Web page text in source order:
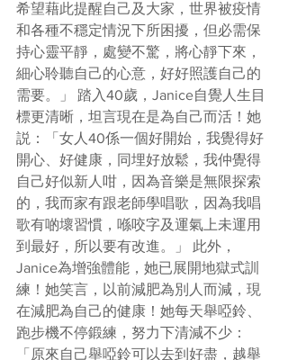
希望藉此提醒自己及大家，世界被疫情
和各種不穩定情況下所困擾，但必需保
持心靈平靜，處變不驚，將心靜下來，
細心聆聽自己的心意，好好照護自己的
需要。」 踏入40歲，Janice自覺人生目
標更清晰，坦言現在是為自己而活！她
説：「女人40係一個好開始，我覺得好
開心、好健康，同埋好放鬆，我仲覺得
自己好似新人咁，因為音樂是無限探索
的，我而家有跟老師學唱歌，因為我唱
歌有啲壞習慣，喺咬字及運氣上未運用
到最好，所以要有改進。」 此外，
Janice為增強體能，她已展開地獄式訓
練！她笑言，以前減肥為別人而減，現
在減肥為自己的健康！她每天舉啞鈴、
跑步機不停鍛練，努力下清減不少：
「原來自己舉啞鈴可以去到好盡，越舉